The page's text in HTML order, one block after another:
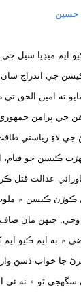
حسين
ميڊيا سيل جي
جي اندراج سان
ته امين الحق
جي پرامن جمهوري
لاءِ رياستي طاقت
ڪيسن جو قيام،
عدالت قتل
ڪوڙن ڪيسن ۾
وڃي. جنهن مان صاف
۾ به ايم ڪيو
جا خواب ڏسڻ
سگهجي ٿو ۽ نه ئي